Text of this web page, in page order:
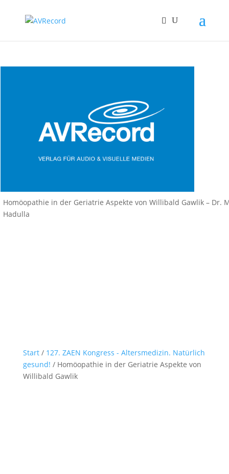
Homöopathie in der Geriatrie Aspekte von Willibald Gawlik – Dr.
Hadulla
Start/ 127. ZAEN Kongress - Altersmedizin. Natürlich
gesund! / Homöopathie in der Geriatrie Aspekte von
Willibald Gawlik